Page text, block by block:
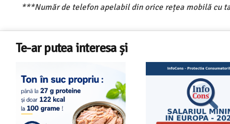
***Număr de telefon apelabil din orice rețea mobilă cu
Te-ar putea interesa și